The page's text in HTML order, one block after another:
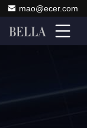
mao@ecer.com